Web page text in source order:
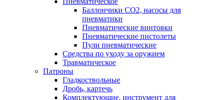
Баллончики СО2, насосы для
пневматики
Пневматические винтовки
Пневматические пистолеты
Пули пневматические
Средства по уходу за оружием
Травматическое
Патроны
Гладкоствольные
Дробь, картечь
Комплектующие, инструмент для